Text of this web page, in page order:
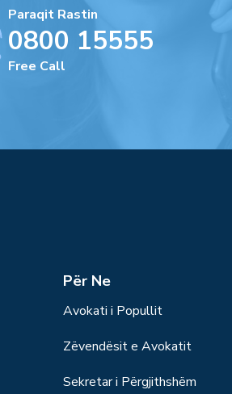
Paraqit Rastin
0800 15555
Free Call
Për Ne
Avokati i Popullit
Zëvendësit e Avokatit
Sekretar i Përgjithshëm